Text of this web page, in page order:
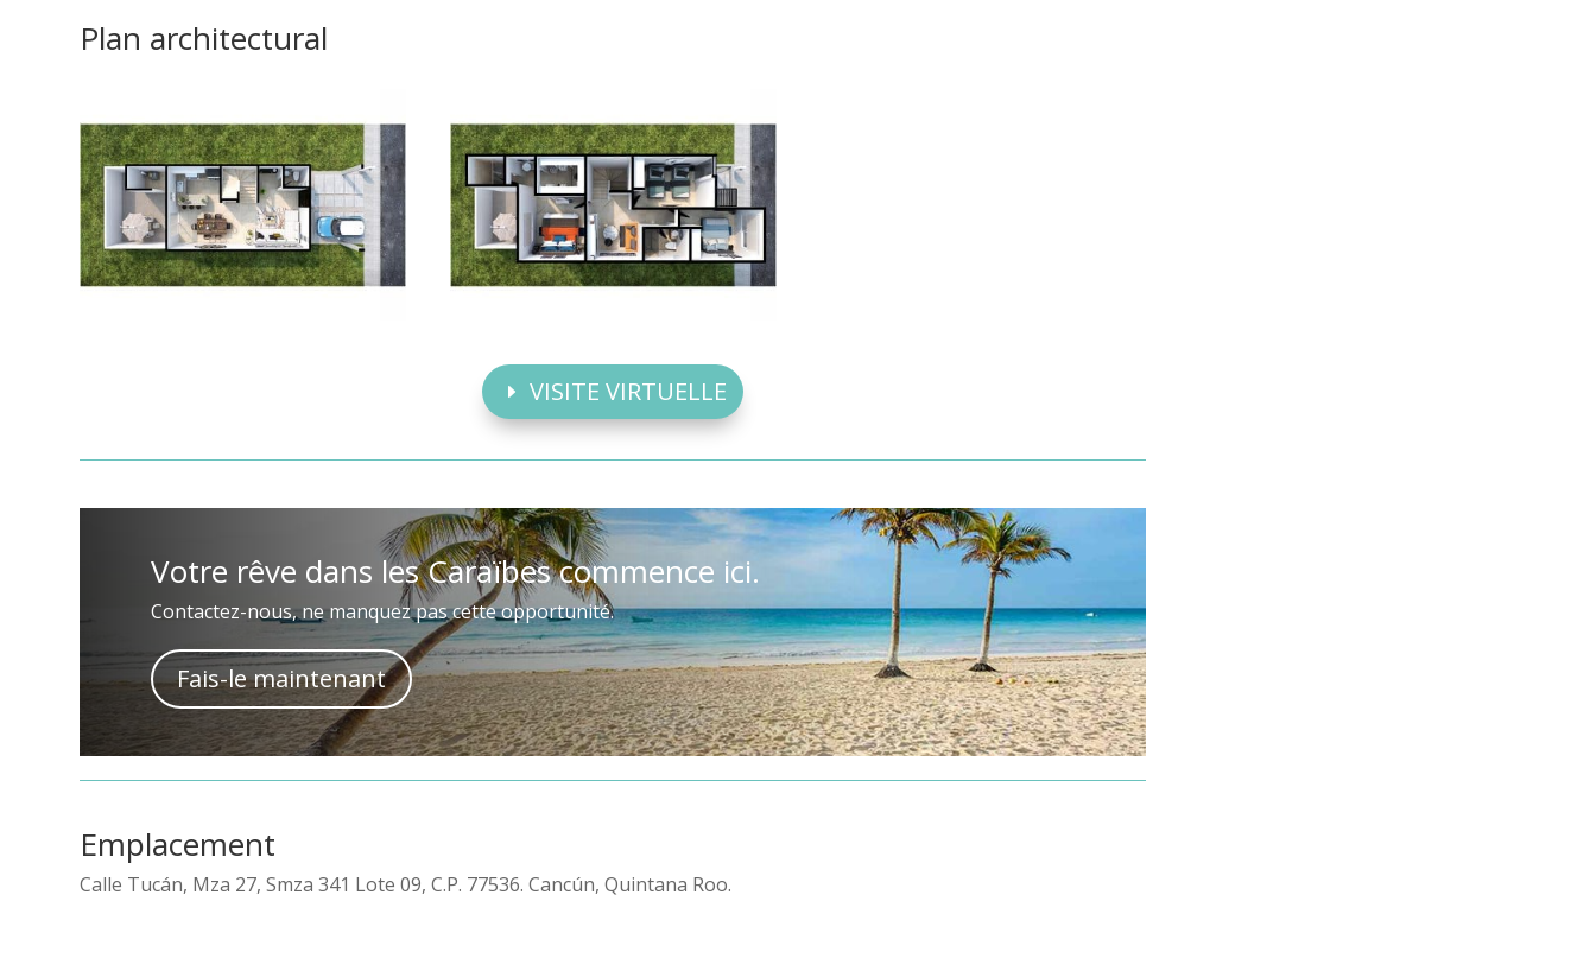
Plan architectural
VISITE VIRTUELLE
Votre rêve dans les Caraïbes commence ici.
Contactez-nous, ne manquez pas cette opportunité.
Fais-le maintenant
Emplacement
Calle Tucán, Mza 27, Smza 341 Lote 09, C.P. 77536. Cancún, Quintana Roo.